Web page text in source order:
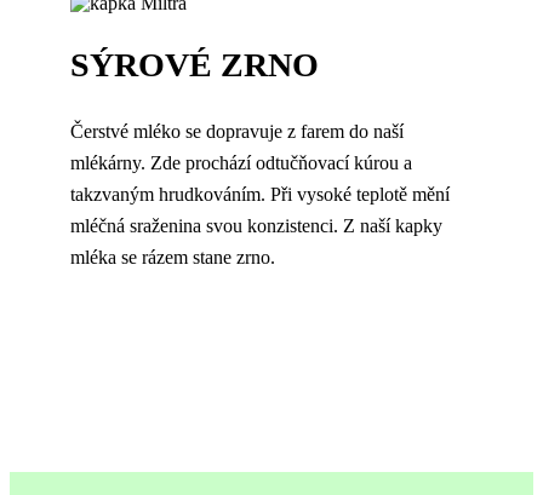
SÝROVÉ ZRNO
Čerstvé mléko se dopravuje z farem do naší
mlékárny. Zde prochází odtučňovací kúrou a
takzvaným hrudkováním. Při vysoké teplotě mění
mléčná sraženina svou konzistenci. Z naší kapky
mléka se rázem stane zrno.